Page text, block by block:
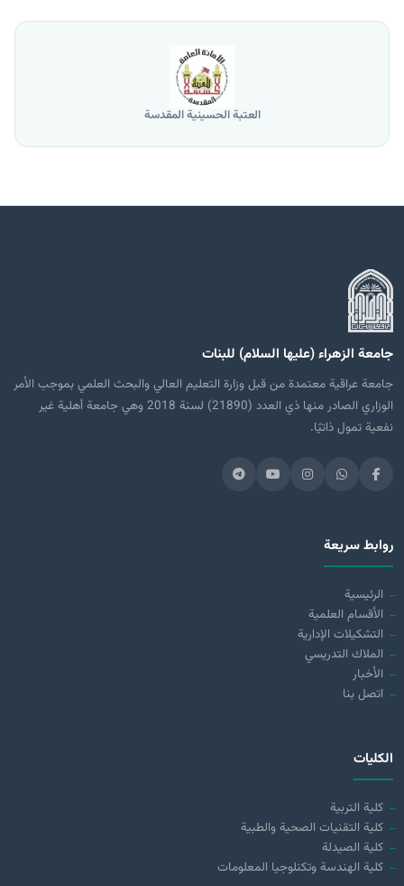
العتبة الحسينية المقدسة
جامعة الزهراء (عليها السلام) للبنات
جامعة عراقية معتمدة من قبل وزارة التعليم العالي والبحث العلمي بموجب الأمر
الوزاري الصادر منها ذي العدد (21890) لسنة 2018 وهي جامعة أهلية غير
نفعية تمول ذاتيًا.
روابط سريعة
الرئيسية
الأقسام العلمية
التشكيلات الإدارية
الملاك التدريسي
الأخبار
اتصل بنا
الكليات
كلية التربية
كلية التقنيات الصحية والطبية
كلية الصيدلة
كلية الهندسة وتكنلوجيا المعلومات